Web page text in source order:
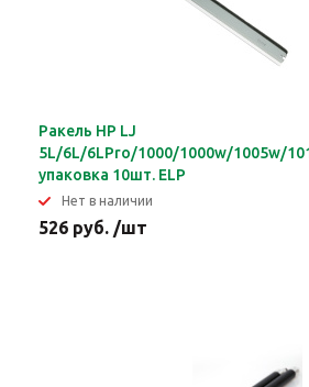
Ракель HP LJ
5L/6L/6LPro/1000/1000w/1005w/
упаковка 10шт. ELP
Нет в наличии
526 руб. /шт